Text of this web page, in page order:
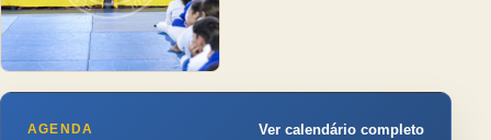
AGENDA Ver calendário completo